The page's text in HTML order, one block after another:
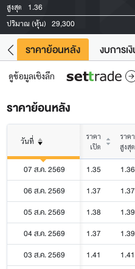
สูงสุด
1.36
ปริมาณ (หุ้น) 29,300
ราคาย้อนหลัง งบการเ
ดูข้อมูลเชิงลึก
ราคาย้อนหลัง
วันที่
ราคา
เปิด
ราคา
สูงสุด
07 ส.ค. 2569 1.35 1.36
06 ส.ค. 2569
1.37 1.37
05 ส.ค. 2569
1.38 1.39
04 ส.ค. 2569
1.37 1.39
03 ส.ค. 2569
1.41 1.41